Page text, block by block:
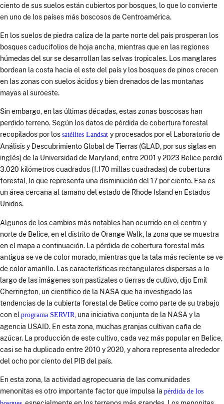
ciento de sus suelos están cubiertos por bosques, lo que lo convierte
en uno de los países más boscosos de Centroamérica.
En los suelos de piedra caliza de la parte norte del país prosperan los
bosques caducifolios de hoja ancha, mientras que en las regiones
húmedas del sur se desarrollan las selvas tropicales. Los manglares
bordean la costa hacia el este del país y los bosques de pinos crecen
en las zonas con suelos ácidos y bien drenados de las montañas
mayas al suroeste.
Sin embargo, en las últimas décadas, estas zonas boscosas han
perdido terreno. Según los datos de pérdida de cobertura forestal
recopilados por lossatélites Landsat y procesados por el Laboratorio de
Análisis y Descubrimiento Global de Tierras (GLAD, por sus siglas en
inglés) de la Universidad de Maryland, entre 2001 y 2023 Belice perdió
3.020 kilómetros cuadrados (1.170 millas cuadradas) de cobertura
forestal, lo que representa una disminución del 17 por ciento. Esa es
un área cercana al tamaño del estado de Rhode Island en Estados
Unidos.
Algunos de los cambios más notables han ocurrido en el centro y
norte de Belice, en el distrito de Orange Walk, la zona que se muestra
en el mapa a continuación. La pérdida de cobertura forestal más
antigua se ve de color morado, mientras que la tala más reciente se ve
de color amarillo. Las características rectangulares dispersas a lo
largo de las imágenes son pastizales o tierras de cultivo, dijo Emil
Cherrington, un científico de la NASA que ha investigado las
tendencias de la cubierta forestal de Belice como parte de su trabajo
con el programa SERVIR , una iniciativa conjunta de la NASA y la
agencia USAID. En esta zona, muchas granjas cultivan caña de
azúcar. La producción de este cultivo, cada vez más popular en Belice,
casi se ha duplicado entre 2010 y 2020, y ahora representa alrededor
del ocho por ciento del PIB del país.
En esta zona, la actividad agropecuaria de las comunidades
menonitas es otro importante factor que impulsa la pérdida de los